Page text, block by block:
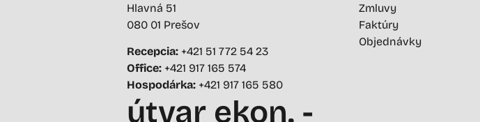
Hlavná 51
080 01 Prešov
Recepcia: +421 51 772 54 23
Office: +421 917 165 574
Hospodárka: +421 917 165 580
útvar ekon. -
Zmluvy
Faktúry
Objednávky